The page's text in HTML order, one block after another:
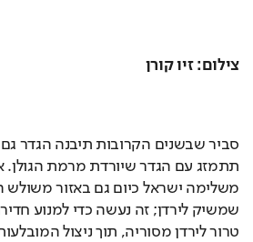
​צילום: זיו קורן